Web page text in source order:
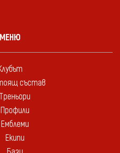
МЕНЮ
състав
Треньори
Профили
Емблеми
Екипи